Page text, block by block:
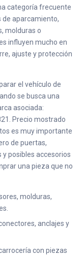
categoría frecuente
de aparcamiento,
molduras o
influyen mucho en
ajuste y protección
el vehículo de
se busca una
asociada:
Precio mostrado
es muy importante
de puertas,
posibles accesorios
una pieza que no
molduras,
anclajes y
con piezas